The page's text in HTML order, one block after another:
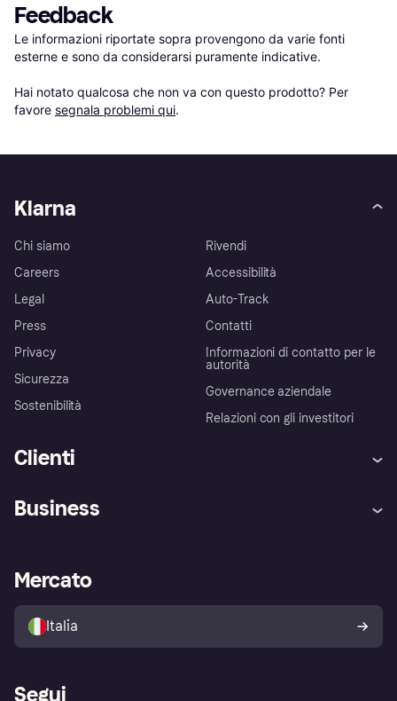
Feedback
Le informazioni riportate sopra provengono da varie fonti
esterne e sono da considerarsi puramente indicative.
Hai notato qualcosa che non va con questo prodotto? Per
favore segnala problemi qui.
Klarna
Chi siamo
Careers
Legal
Press
Privacy
Sicurezza
Sostenibilità
Rivendi
Accessibilità
Auto-Track
Contatti
Informazioni di contatto per le
autorità
Governance aziendale
Relazioni con gli investitori
Clienti
Assistenza
Esplora i negozi
Politica di protezione
dell'acquirente Klarna
Business
Accesso aziende
Mercato
Italia
Segui